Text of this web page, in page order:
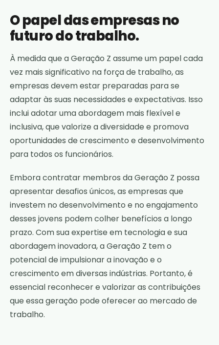
O papel das empresas no
futuro do trabalho.
À medida que a Geração Z assume um papel cada
vez mais significativo na força de trabalho, as
empresas devem estar preparadas para se
adaptar às suas necessidades e expectativas. Isso
inclui adotar uma abordagem mais flexível e
inclusiva, que valorize a diversidade e promova
oportunidades de crescimento e desenvolvimento
para todos os funcionários.
Embora contratar membros da Geração Z possa
apresentar desafios únicos, as empresas que
investem no desenvolvimento e no engajamento
desses jovens podem colher benefícios a longo
prazo. Com sua expertise em tecnologia e sua
abordagem inovadora, a Geração Z tem o
potencial de impulsionar a inovação e o
crescimento em diversas indústrias. Portanto, é
essencial reconhecer e valorizar as contribuições
que essa geração pode oferecer ao mercado de
trabalho.